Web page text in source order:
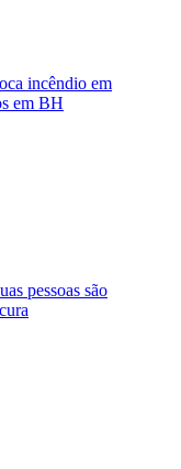
incêndio em
em BH
pessoas são